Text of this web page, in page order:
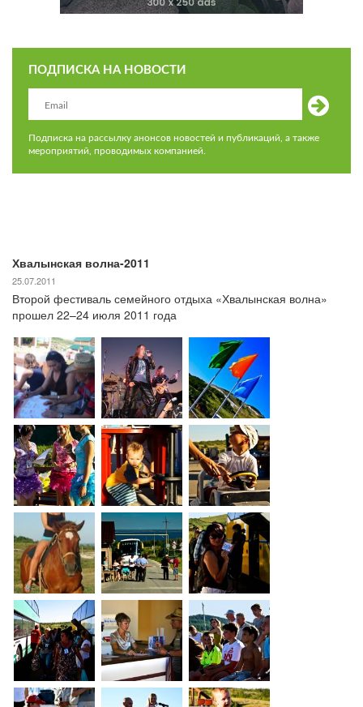
ПОДПИСКА НА НОВОСТИ
Подписка на рассылку анонсов новостей и публикаций, а также
мероприятий, проводимых компанией.
Хвалынская волна-2011
25.07.2011
Второй фестиваль семейного отдыха «Хвалынская волна»
прошел 22–24 июля 2011 года